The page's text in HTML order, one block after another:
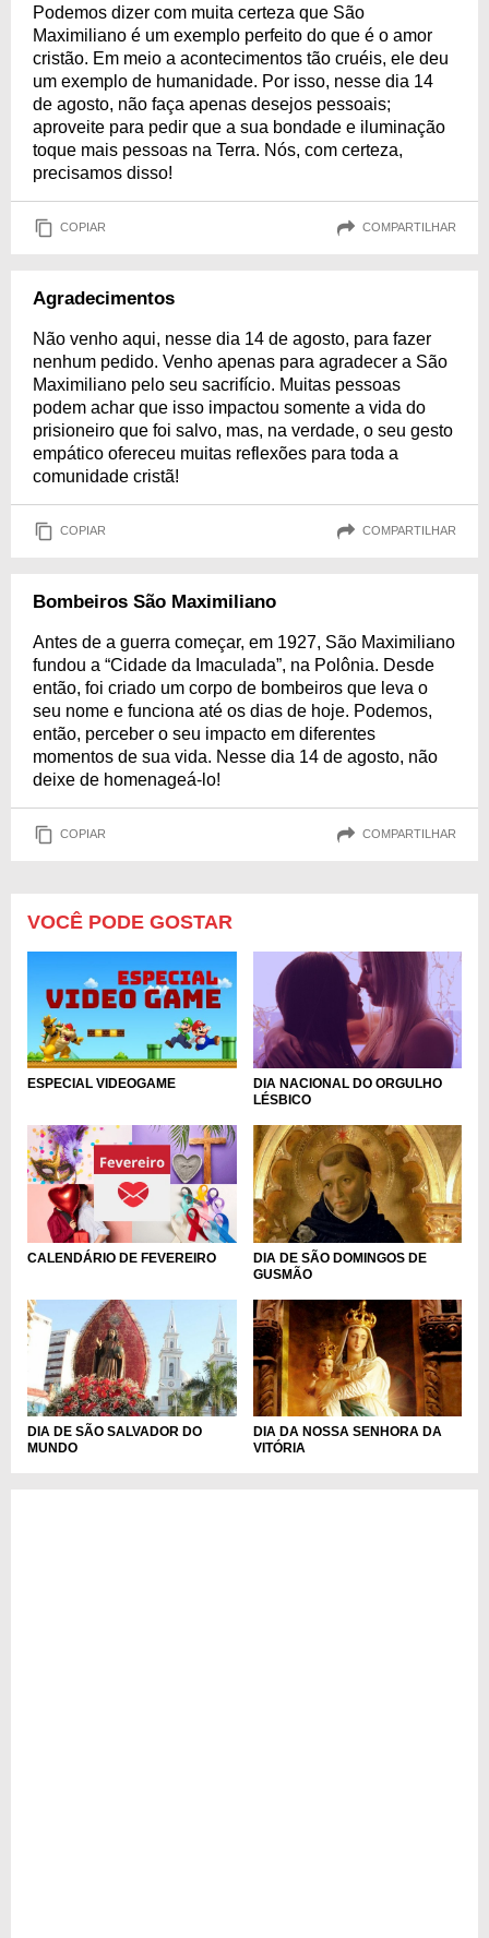
Podemos dizer com muita certeza que São
Maximiliano é um exemplo perfeito do que é o amor
cristão. Em meio a acontecimentos tão cruéis, ele deu
um exemplo de humanidade. Por isso, nesse dia 14
de agosto, não faça apenas desejos pessoais;
aproveite para pedir que a sua bondade e iluminação
toque mais pessoas na Terra. Nós, com certeza,
precisamos disso!
COPIAR COMPARTILHAR
Agradecimentos
Não venho aqui, nesse dia 14 de agosto, para fazer
nenhum pedido. Venho apenas para agradecer a São
Maximiliano pelo seu sacrifício. Muitas pessoas
podem achar que isso impactou somente a vida do
prisioneiro que foi salvo, mas, na verdade, o seu gesto
empático ofereceu muitas reflexões para toda a
comunidade cristã!
COPIAR COMPARTILHAR
Bombeiros São Maximiliano
Antes de a guerra começar, em 1927, São Maximiliano
fundou a “Cidade da Imaculada”, na Polônia. Desde
então, foi criado um corpo de bombeiros que leva o
seu nome e funciona até os dias de hoje. Podemos,
então, perceber o seu impacto em diferentes
momentos de sua vida. Nesse dia 14 de agosto, não
deixe de homenageá-lo!
COPIAR COMPARTILHAR
VOCÊ PODE GOSTAR
ESPECIAL VIDEOGAME
DIA NACIONAL DO ORGULHO
LÉSBICO
CALENDÁRIO DE FEVEREIRO
DIA DE SÃO DOMINGOS DE
GUSMÃO
DIA DE SÃO SALVADOR DO
MUNDO
DIA DA NOSSA SENHORA DA
VITÓRIA